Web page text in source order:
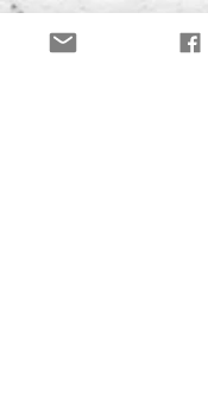
Das Copyright für
selbst erstellte Objekte